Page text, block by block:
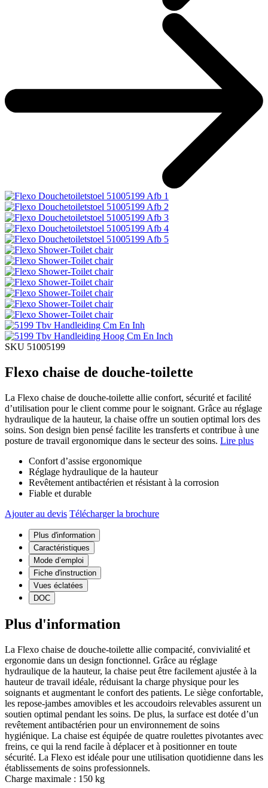
SKU 51005199
Flexo chaise de douche-toilette
La Flexo chaise de douche-toilette allie confort, sécurité et facilité
d’utilisation pour le client comme pour le soignant. Grâce au réglage
hydraulique de la hauteur, la chaise offre un soutien optimal lors des
soins. Son design bien pensé facilite les transferts et contribue à une
posture de travail ergonomique dans le secteur des soins. Lire plus
Confort d’assise ergonomique
Réglage hydraulique de la hauteur
Revêtement antibactérien et résistant à la corrosion
Fiable et durable
Ajouter au devis Télécharger la brochure
Plus d'information
Caractéristiques
Mode d’emploi
Fiche d'instruction
Vues éclatées
DOC
Plus d'information
La Flexo chaise de douche-toilette allie compacité, convivialité et
ergonomie dans un design fonctionnel. Grâce au réglage
hydraulique de la hauteur, la chaise peut être facilement ajustée à la
hauteur de travail idéale, réduisant la charge physique pour les
soignants et augmentant le confort des patients. Le siège confortable,
les repose-jambes amovibles et les accoudoirs relevables assurent un
soutien optimal pendant les soins. De plus, la surface est dotée d’un
revêtement antibactérien pour un environnement de soins
hygiénique. La chaise est équipée de quatre roulettes pivotantes avec
freins, ce qui la rend facile à déplacer et à positionner en toute
sécurité. La Flexo est idéale pour une utilisation quotidienne dans les
établissements de soins professionnels.
Charge maximale : 150 kg